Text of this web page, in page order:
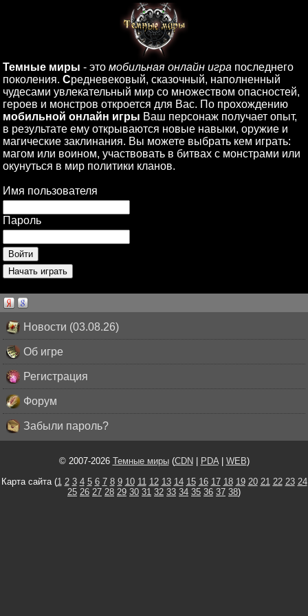
Темные миры - это мобильная онлайн игра последнего
поколения. Средневековый, сказочный, наполненный
чудесами увлекательный мир со множеством опасностей,
героев и монстров откроется для Вас. По прохождению
мобильной онлайн игры Ваш персонаж получает опыт,
в результате ему открываются новые навыки, оружие и
магические заклинания. Вы можете выбрать кем играть:
магом или воином, участвовать в битвах с монстрами или
окунуться в мир политики кланов.
Имя пользователя
Пароль
Новости (03.08.26)
Об игре
Регистрация
Форум
Забыли пароль?
© 2007-2026 Темные миры(CDN| PDA| WEB)
Карта сайта (1 2 3 4 5 6 7 8 9 10 11 12 13 14 15 16 17 18 19 20 21 22 23 24
25 26 27 28 29 30 31 32 33 34 35 36 37 38)